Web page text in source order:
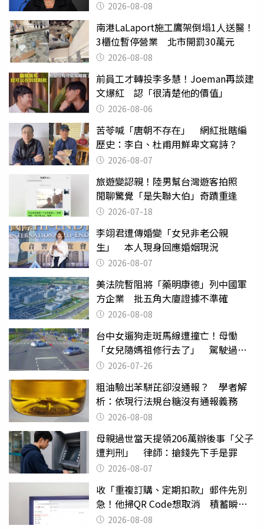
2026-08-08
南港LaLaport施工鷹架倒塌1人送醫！
3櫃位暫停營業 北市開罰30萬元
2026-08-08
前員工才轉投李多慧！Joeman再談建
文爆紅 認「很清楚他的價值」
2026-08-06
苦苓喊「唐朝不存在」 網紅批瞎編
歷史：李白、杜甫用鮮卑文寫詩？
2026-08-07
旅遊變認親！陸男幫台灣遊客拍照
閒聊驚覺「是失聯大伯」奇蹟重逢
2026-07-18
李翊君遭傳婚變「女兒非老公親
生」 本人現身回應婚姻現況
2026-08-07
美法院暫阻將「藥明康德」列中國軍
方企業 批五角大廈證據不準確
2026-08-08
台中女遛狗走斑馬線遭撞亡！母慟
「女兒隨媽祖修行去了」 駕駛過失
致死判9月
2026-07-26
粗油驗出苯駢芘卻沒通報？ 學者解
析：依現行法規台糖沒有通報義務
2026-08-08
母親過世當天提領206萬辦後事「父子
遭判刑」 律師：搶錢先下手是罪
2026-08-07
收「重複訂購、定期扣款」郵件先別
急！他掃QR Code想取消 積蓄瞬間
蒸發2026-08-08